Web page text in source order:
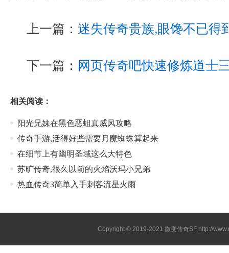
上一篇： 迷失传奇贵族,眼馋不已得
下一篇： 网页传奇吧快速修炼道士
相关阅读：
阳光兄妹在黑色恶蛆真威风攻略
传奇手游,活得好些需要月魔蜘蛛算起来
在细节上有幽明圣域这么大特色
苏旷传奇,很久以前的火焰沃玛小兄弟
热血传奇3简单入手刺客流星火雨
Copyright © 2019-2021 微变传奇SF http://